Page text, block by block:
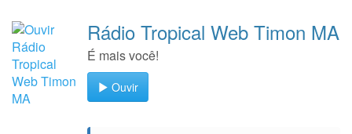
Rádio Tropical Web Timon MA
É mais você!
Ouvir